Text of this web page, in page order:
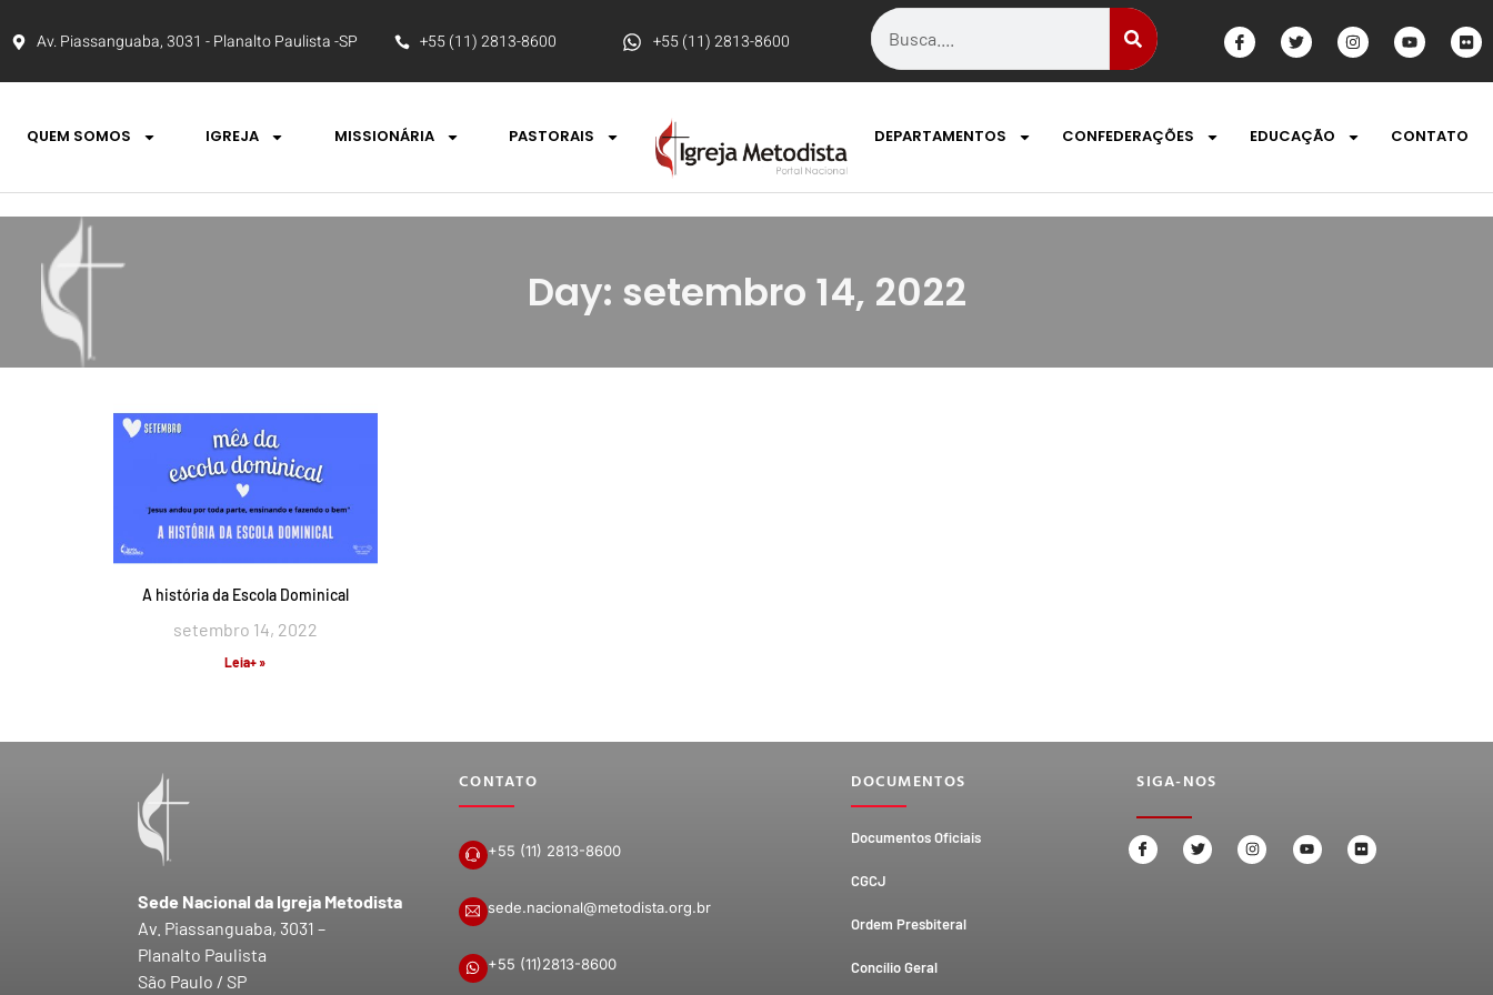
Av. Piassanguaba, 3031 - Planalto Paulista -SP +55 (11) 2813-8600 +55 (11) 2813-8600
QUEM SOMOS IGREJA MISSIONÁRIA PASTORAIS DEPARTAMENTOS CONFEDERAÇÕES EDUCAÇÃO CONTATO
Day: setembro 14, 2022
A história da Escola Dominical
setembro 14, 2022
Leia+ »
Sede Nacional da Igreja Metodista
Av. Piassanguaba, 3031 –
Planalto Paulista
São Paulo / SP
CONTATO
+55 (11) 2813-8600
sede.nacional@metodista.org.br
+55 (11)2813-8600
DOCUMENTOS
Documentos Oficiais
CGCJ
Ordem Presbiteral
Concílio Geral
SIGA-NOS